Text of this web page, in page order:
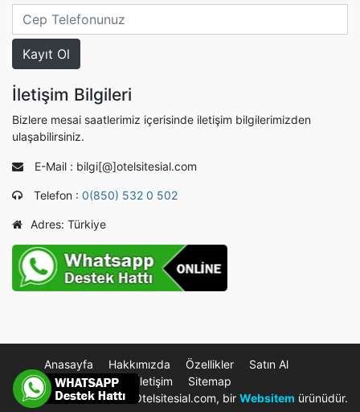
İletişim Bilgileri
Bizlere mesai saatlerimiz içerisinde iletişim bilgilerimizden
ulaşabilirsiniz.
E-Mail : bilgi[@]otelsitesial.com
Telefon : 0(850) 532 0 502
Adres: Türkiye
Anasayfa Hakkımızda Özellikler
Satın Al
Yardım/Destek
İletişim
Sitemap
© 2026 Otelsitesial.com, bir Websitem ürünüdür.